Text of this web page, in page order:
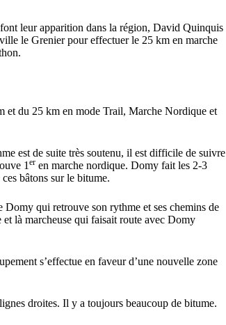
font leur apparition dans la région, David Quinquis
le Grenier pour effectuer le 25 km en marche
et du 25 km en mode Trail, Marche Nordique et
est de suite très soutenu, il est difficile de suivre
1 er en marche nordique. Domy fait les 2-3
bâtons sur le bitume.
qui retrouve son rythme et ses chemins de
là marcheuse qui faisait route avec Domy
s’effectue en faveur d’une nouvelle zone
droites. Il y a toujours beaucoup de bitume.